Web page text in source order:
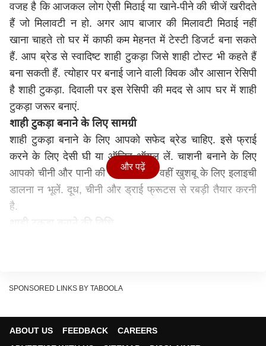
वजह है कि आजकल लोग ऐसी मिठाई या खाने-पीने की चीजें खरीदते
हैं जो मिलावटी न हो. अगर आप बाजार की मिलावटी मिठाई नहीं
खाना चाहते तो घर में काफी कम मेहनत में टेस्टी डिजर्ट बना सकते
हैं. आप ब्रेड से स्वादिष्ट शाही टुकड़ा जिसे शाही टोस्ट भी कहते हैं
बना सकती हैं. त्योहार पर बनाई जाने वाली क्विक और आसान रेसिपी
है शाही टुकड़ा.दिवालीपर इस रेसिपी की मदद से आप घर में शाही
टुकड़ा जरूर बनाएं.
शाही टुकड़ा बनाने के लिए सामग्री
शाही टुकड़ा बनाने के लिए आपको सफेद ब्रेड चाहिए. इसे फ्राई
करने के लिए देसी घी या ऑलिव ऑयल लें. चाशनी बनाने के लिए
आपको चीनी और पानी की जरूरत होगी. वहीं खुशबू के लिए इलाइची
डालना न भूलें. दूध, चीनी और ड्राई फ्रूटस से रबड़ी तैयार करनी
है.
अब कड़ाही में घी गर्म करें और हाई प्लेम पर ब्रेड को फ्राई कर लें.
और पढ़ें
SPONSORED LINKS BY TABOOLA
ABOUT US FEEDBACK
CAREERS